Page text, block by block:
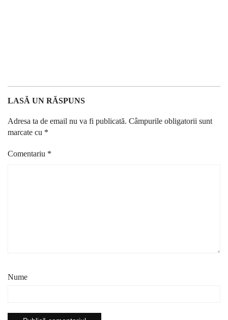
LASĂ UN RĂSPUNS
Adresa ta de email nu va fi publicată. Câmpurile obligatorii sunt
marcate cu *
Comentariu *
Nume